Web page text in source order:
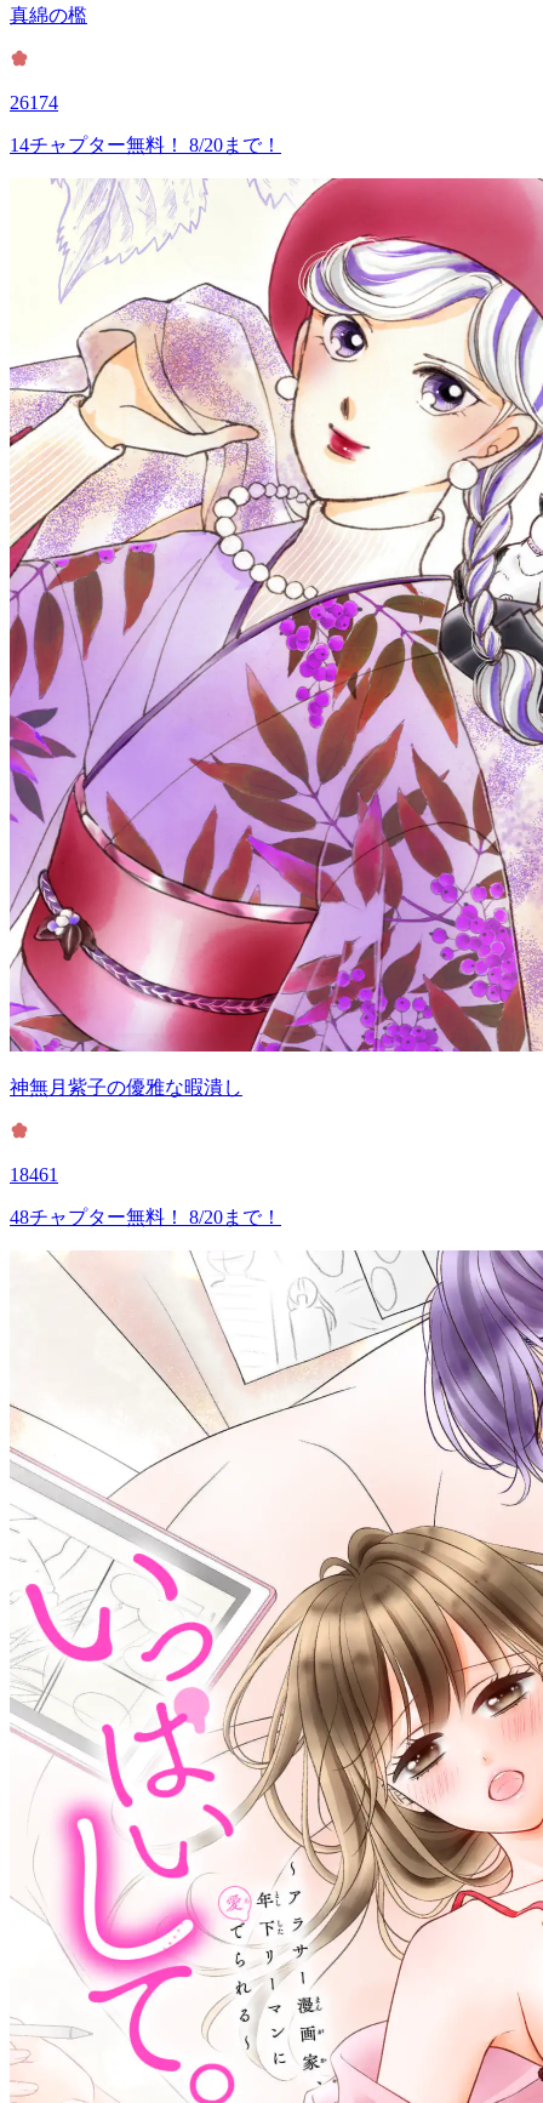
真綿の檻
26174
14チャプター無料！ 8/20まで！
神無月紫子の優雅な暇潰し
18461
48チャプター無料！ 8/20まで！